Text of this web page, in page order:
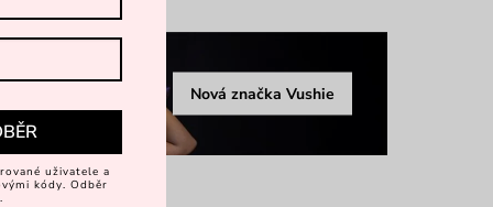
Nová značka Vushie
uživatele a
kódy. Odběr